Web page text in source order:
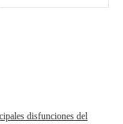
disfunciones del